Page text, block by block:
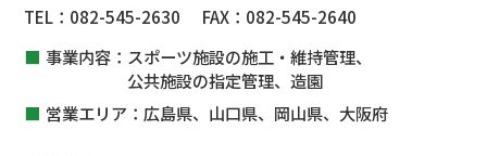
TEL： 082-545-2630 FAX： 082-545-2640
事業内容： スポーツ施設の施工・維持管理、
公共施設の指定管理、 造園
営業エリア： 広島県、山口県、岡山県、大阪府